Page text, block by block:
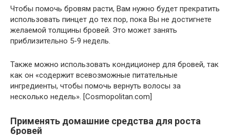
Чтобы помочь бровям расти, Вам нужно будет прекратить
использовать пинцет до тех пор, пока Вы не достигнете
желаемой толщины бровей. Это может занять
приблизительно 5-9 недель.
Также можно использовать кондиционер для бровей, так
как он «содержит всевозможные питательные
ингредиенты, чтобы помочь вернуть волосы за
несколько недель». [Cosmopolitan.com]
Применять домашние средства для роста
бровей